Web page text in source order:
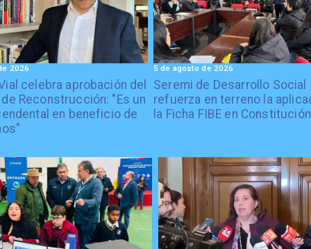
celebra aprobación del
Reconstrucción: "Es un
en beneficio de
2026
Seremi de Desarrollo Social
refuerza en terreno la
la Ficha FIBE en Constitución
5 de agosto de 2026